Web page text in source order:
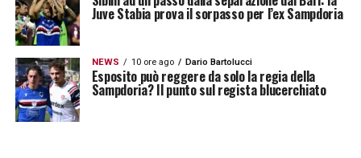
Juve Stabia prova il sorpasso per l’ex Sampdoria
NEWS 10 ore ago Dario Bartolucci
Esposito può reggere da solo la regia della
Sampdoria? Il punto sul regista blucerchiato